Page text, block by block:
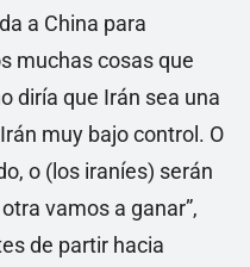
a China para
muchas cosas que
diría que Irán sea una
muy bajo control. O
o (los iraníes) serán
vamos a ganar”,
de partir hacia